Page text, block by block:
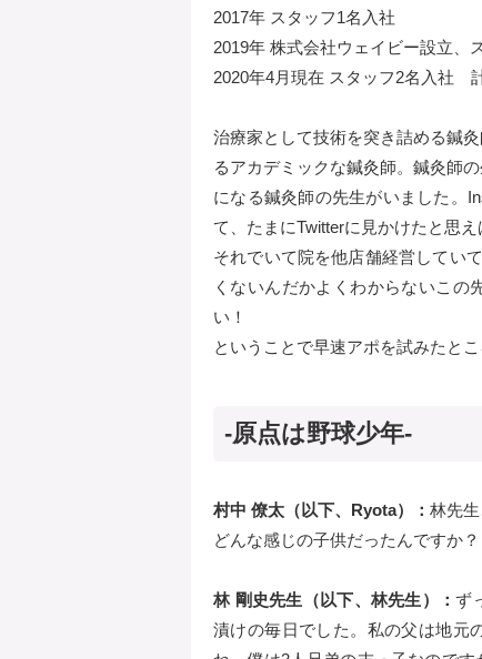
2017年 スタッフ1名入社
2019年 株式会社ウェイビー設立、
2020年4月現在 スタッフ2名入社
治療家として技術を突き詰める鍼
るアカデミックな鍼灸師。鍼灸師
になる鍼灸師の先生がいました。
て、たまにTwitterに見かけたと思
それでいて院を他店舗経営してい
くないんだかよくわからないこの
い！
ということで早速アポを試みたと
-原点は野球少年-
村中 僚太（以下、Ryota）： 林先
どんな感じの子供だったんですか？
林 剛史先生（以下、林先生）：ず
漬けの毎日でした。私の父は地元